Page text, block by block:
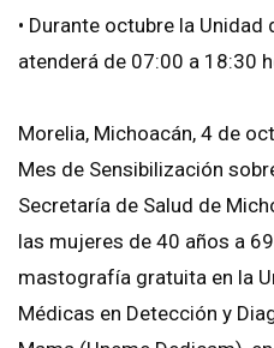
•⁠ ⁠Durante octubre la
atenderá de 07:00 a 18:30
Morelia, Michoacán, 4 de
Mes de Sensibilización
Secretaría de Salud de
las mujeres de 40 años a
mastografía gratuita en la
Médicas en Detección y